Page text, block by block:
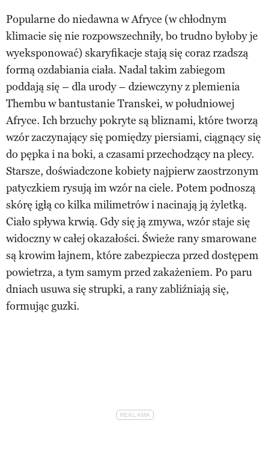
Popularne do niedawna w Afryce (w chłodnym
klimacie się nie rozpowszechniły, bo trudno byłoby je
wyeksponować) skaryfikacje stają się coraz rzadszą
formą ozdabiania ciała. Nadal takim zabiegom
poddają się – dla urody – dziewczyny z plemienia
Thembu w bantustanie Transkei, w południowej
Afryce. Ich brzuchy pokryte są bliznami, które tworzą
wzór zaczynający się pomiędzy piersiami, ciągnący się
do pępka i na boki, a czasami przechodzący na plecy.
Starsze, doświadczone kobiety najpierw zaostrzonym
patyczkiem rysują im wzór na ciele. Potem podnoszą
skórę igłą co kilka milimetrów i nacinają ją żyletką.
Ciało spływa krwią. Gdy się ją zmywa, wzór staje się
widoczny w całej okazałości. Świeże rany smarowane
są krowim łajnem, które zabezpiecza przed dostępem
powietrza, a tym samym przed zakażeniem. Po paru
dniach usuwa się strupki, a rany zabliźniają się,
formując guzki.